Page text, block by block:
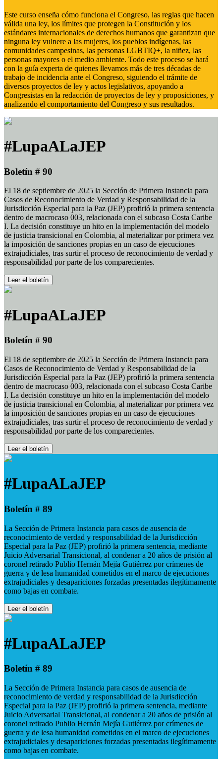
Este curso enseña cómo funciona el Congreso, las reglas que hacen
válida una ley, los límites que protegen la Constitución y los
estándares internacionales de derechos humanos que garantizan que
ninguna ley vulnere a las mujeres, los pueblos indígenas, las
comunidades campesinas, las personas LGBTIQ+, la niñez, las
personas mayores o el medio ambiente. Todo este proceso se hará
con la guía experta de quienes llevamos más de tres décadas de
trabajo de incidencia ante el Congreso, siguiendo el trámite de
diversos proyectos de ley y actos legislativos, apoyando a
Congresistas en la redacción de proyectos de ley y proposiciones, y
analizando el comportamiento del Congreso y sus resultados.
#LupaALaJEP
Boletín # 90
El 18 de septiembre de 2025 la Sección de Primera Instancia para
Casos de Reconocimiento de Verdad y Responsabilidad de la
Jurisdicción Especial para la Paz (JEP) profirió la primera sentencia
dentro de macrocaso 003, relacionada con el subcaso Costa Caribe
I. La decisión constituye un hito en la implementación del modelo
de justicia transicional en Colombia, al materializar por primera vez
la imposición de sanciones propias en un caso de ejecuciones
extrajudiciales, tras surtir el proceso de reconocimiento de verdad y
responsabilidad por parte de los comparecientes.
Leer el boletín
#LupaALaJEP
Boletín # 90
El 18 de septiembre de 2025 la Sección de Primera Instancia para
Casos de Reconocimiento de Verdad y Responsabilidad de la
Jurisdicción Especial para la Paz (JEP) profirió la primera sentencia
dentro de macrocaso 003, relacionada con el subcaso Costa Caribe
I. La decisión constituye un hito en la implementación del modelo
de justicia transicional en Colombia, al materializar por primera vez
la imposición de sanciones propias en un caso de ejecuciones
extrajudiciales, tras surtir el proceso de reconocimiento de verdad y
responsabilidad por parte de los comparecientes.
Leer el boletín
#LupaALaJEP
Boletín # 89
La Sección de Primera Instancia para casos de ausencia de
reconocimiento de verdad y responsabilidad de la Jurisdicción
Especial para la Paz (JEP) profirió la primera sentencia, mediante
Juicio Adversarial Transicional, al condenar a 20 años de prisión al
coronel retirado Publio Hernán Mejía Gutiérrez por crímenes de
guerra y de lesa humanidad cometidos en el marco de ejecuciones
extrajudiciales y desapariciones forzadas presentadas ilegítimamente
como bajas en combate.
Leer el boletín
#LupaALaJEP
Boletín # 89
La Sección de Primera Instancia para casos de ausencia de
reconocimiento de verdad y responsabilidad de la Jurisdicción
Especial para la Paz (JEP) profirió la primera sentencia, mediante
Juicio Adversarial Transicional, al condenar a 20 años de prisión al
coronel retirado Publio Hernán Mejía Gutiérrez por crímenes de
guerra y de lesa humanidad cometidos en el marco de ejecuciones
extrajudiciales y desapariciones forzadas presentadas ilegítimamente
como bajas en combate.